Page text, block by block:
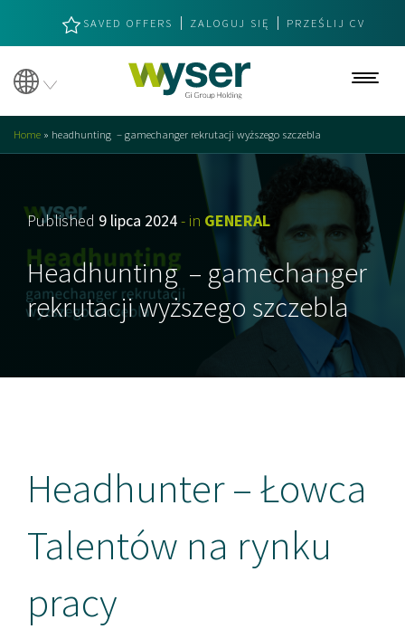
SAVED OFFERS ZALOGUJ SIĘ PRZEŚLIJ CV
Home » headhunting – gamechanger rekrutacji wyższego szczebla
Oferty pracy
O nas
Nasze wartości
Specjalizacje
Headhunting
Usługi
Executive Search
Interim Management
Published 9 lipca 2024- in GENERAL
Headhunting – gamechanger
rekrutacji wyższego szczebla
Headhunter – Łowca
Talentów na rynku
pracy